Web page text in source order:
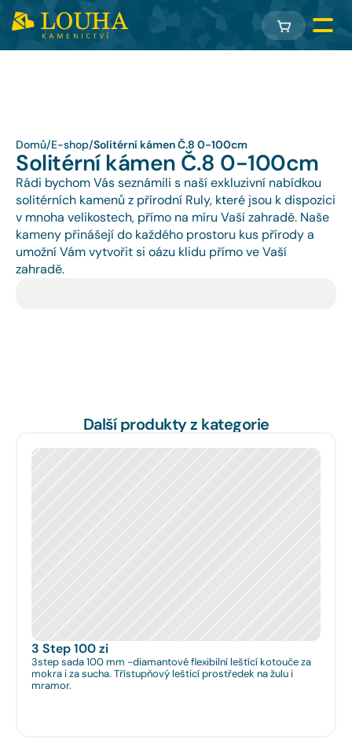
Domů/E-shop/Solitérní kámen Č.8 0-100cm
Solitérní kámen Č.8 0-100cm
Rádi bychom Vás seznámili s naší exkluzivní nabídkou
solitérních kamenů z přírodní Ruly, které jsou k dispozici
v mnoha velikostech, přímo na míru Vaší zahradě. Naše
kameny přinášejí do každého prostoru kus přírody a
umožní Vám vytvořit si oázu klidu přímo ve Vaší
zahradě.
Další produkty z kategorie
3 Step 100 zi
3step sada 100 mm -diamantové flexibilní leštící kotouče za
mokra i za sucha. Třístupňový lešticí prostředek na žulu i
mramor.